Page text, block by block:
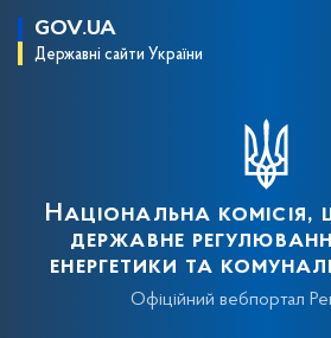
GOV.UA
Державні сайти України
Національна
державне
енергетики та
Офіційний вебпортал